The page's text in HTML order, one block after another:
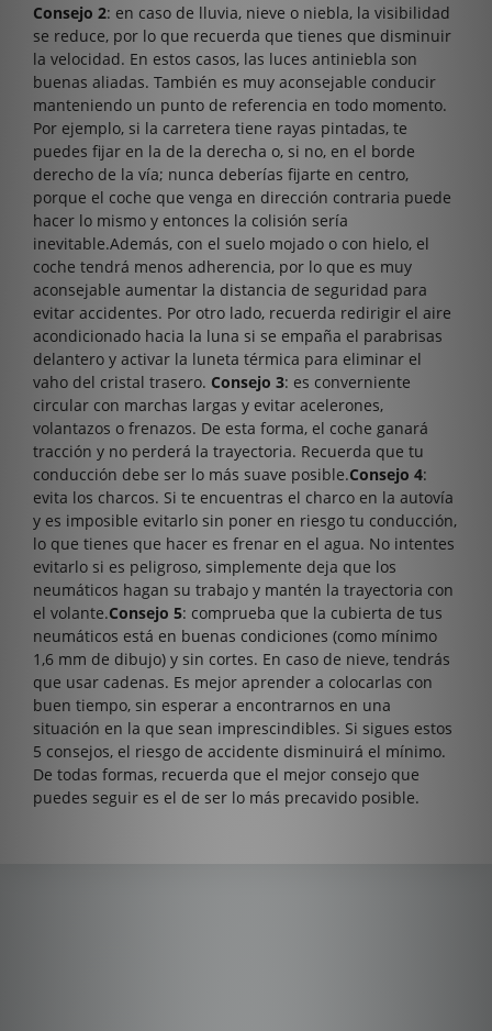
Consejo 2: en caso de lluvia, nieve o niebla, la visibilidad
se reduce, por lo que recuerda que tienes que disminuir
la velocidad. En estos casos, las luces antiniebla son
buenas aliadas. También es muy aconsejable conducir
manteniendo un punto de referencia en todo momento.
Por ejemplo, si la carretera tiene rayas pintadas, te
puedes fijar en la de la derecha o, si no, en el borde
derecho de la vía; nunca deberías fijarte en centro,
porque el coche que venga en dirección contraria puede
hacer lo mismo y entonces la colisión sería
inevitable.Además, con el suelo mojado o con hielo, el
coche tendrá menos adherencia, por lo que es muy
aconsejable aumentar la distancia de seguridad para
evitar accidentes. Por otro lado, recuerda redirigir el aire
acondicionado hacia la luna si se empaña el parabrisas
delantero y activar la luneta térmica para eliminar el
vaho del cristal trasero. Consejo 3: es converniente
circular con marchas largas y evitar acelerones,
volantazos o frenazos. De esta forma, el coche ganará
tracción y no perderá la trayectoria. Recuerda que tu
conducción debe ser lo más suave posible.Consejo 4:
evita los charcos. Si te encuentras el charco en la autovía
y es imposible evitarlo sin poner en riesgo tu conducción,
lo que tienes que hacer es frenar en el agua. No intentes
evitarlo si es peligroso, simplemente deja que los
neumáticos hagan su trabajo y mantén la trayectoria con
el volante.Consejo 5: comprueba que la cubierta de tus
neumáticos está en buenas condiciones (como mínimo
1,6 mm de dibujo) y sin cortes. En caso de nieve, tendrás
que usar cadenas. Es mejor aprender a colocarlas con
buen tiempo, sin esperar a encontrarnos en una
situación en la que sean imprescindibles. Si sigues estos
5 consejos, el riesgo de accidente disminuirá el mínimo.
De todas formas, recuerda que el mejor consejo que
puedes seguir es el de ser lo más precavido posible.